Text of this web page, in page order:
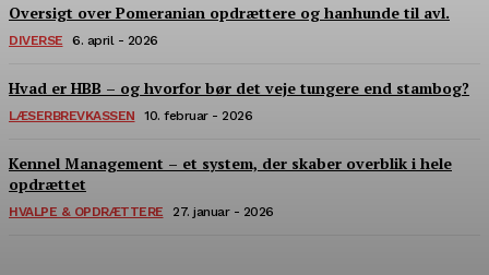
Oversigt over Pomeranian opdrættere og hanhunde til avl.
DIVERSE 6. april - 2026
Hvad er HBB – og hvorfor bør det veje tungere end stambog?
LÆSERBREVKASSEN 10. februar - 2026
Kennel Management – et system, der skaber overblik i hele
opdrættet
HVALPE & OPDRÆTTERE 27. januar - 2026